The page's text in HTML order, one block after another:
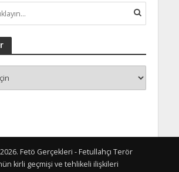
Fetö Gerçekleri - Fetullahçı Terör
kirli geçmişi ve tehlikeli ilişkileri